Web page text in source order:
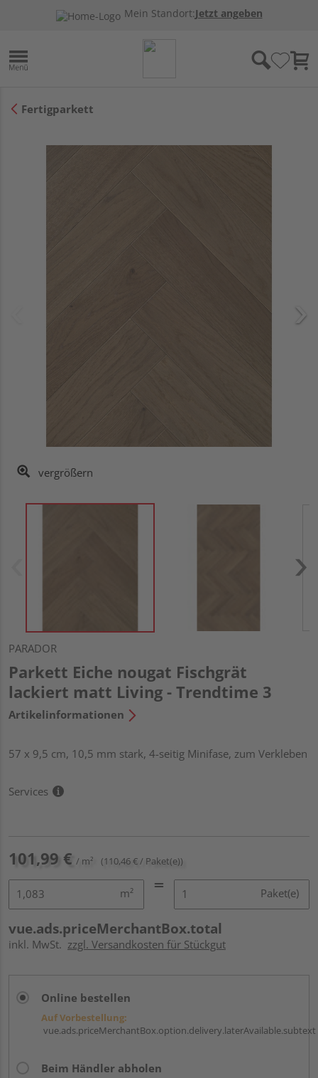
Mein Standort:Jetzt angeben
Fertigparkett
vergrößern
PARADOR
Parkett Eiche nougat Fischgrät
lackiert matt Living - Trendtime 3
Artikelinformationen
57 x 9,5 cm, 10,5 mm stark, 4-seitig Minifase, zum Verkleben
Services
101,99 € / m² (110,46 € / Paket(e))
m² Paket(e)
vue.ads.priceMerchantBox.total
inkl. MwSt. zzgl. Versandkosten für Stückgut
Online bestellen
Auf Vorbestellung:
vue.ads.priceMerchantBox.option.delivery.laterAvailable.subtext
Beim Händler abholen